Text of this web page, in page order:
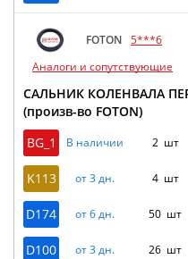
FOTON 5***6
Аналоги и сопутствующие
САЛЬНИК КОЛЕНВАЛА
(произв-во FOTON)
BG_1
В наличии 2 шт
K113 от 3 дн. 4 шт
D174 от 6 дн. 50 шт
D100 от 3 дн. 26 шт